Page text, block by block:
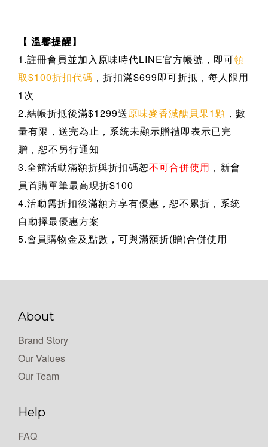
【 溫馨提醒】
1.註冊會員並加入原味時代LINE官方帳號，即可領
取$100折扣代碼 ，折扣滿$699即可折抵，每人限用
1次
2.結帳折抵後滿$1299送原味麥香減醣貝果1顆 ，數
量有限，送完為止，系統未顯示贈禮即表示已完
贈，恕不另行通知
3.全館活動滿額折與折扣碼恕不可合併使用 ，新會
員首購單筆最高現折$100
4.活動需折扣後滿額方享有優惠，恕不累折，系統
自動擇最優惠方案
5.會員購物金及點數，可與滿額折(贈)合併使用
About
Brand Story
Our Values
Our Team
Help
FAQ